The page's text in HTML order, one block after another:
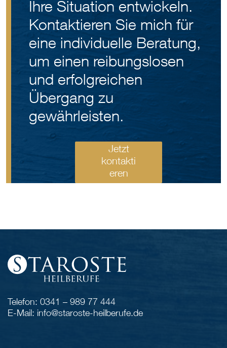
Ihre Situation entwickeln.
Kontaktieren Sie mich für
eine individuelle Beratung,
um einen reibungslosen
und erfolgreichen
Übergang zu
gewährleisten.
Jetzt
kontakti
eren
Telefon: 0341 – 989 77 444
E-Mail: info@staroste-heilberufe.de